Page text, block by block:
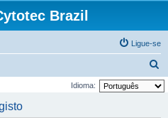
Brazil
Ligue-se
e
Idioma: